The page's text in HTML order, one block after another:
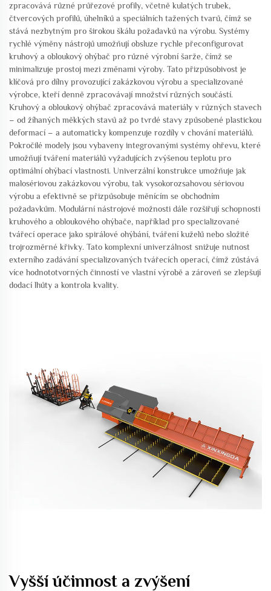
zpracovává různé průřezové profily, včetně kulatých trubek,
čtvercových profilů, úhelníků a speciálních tažených tvarů, čímž se
stává nezbytným pro širokou škálu požadavků na výrobu. Systémy
rychlé výměny nástrojů umožňují obsluze rychle přeconfigurovat
kruhový a obloukový ohýbač pro různé výrobní šarže, čímž se
minimalizuje prostoj mezi změnami výroby. Tato přizpůsobivost je
klíčová pro dílny provozující zakázkovou výrobu a specializované
výrobce, kteří denně zpracovávají množství různých součástí.
Kruhový a obloukový ohýbač zpracovává materiály v různých stavech
– od žíhaných měkkých stavů až po tvrdé stavy způsobené plastickou
deformací – a automaticky kompenzuje rozdíly v chování materiálů.
Pokročilé modely jsou vybaveny integrovanými systémy ohřevu, které
umožňují tváření materiálů vyžadujících zvýšenou teplotu pro
optimální ohýbací vlastnosti. Univerzální konstrukce umožňuje jak
malosériovou zakázkovou výrobu, tak vysokorozsahovou sériovou
výrobu a efektivně se přizpůsobuje měnícím se obchodním
požadavkům. Modulární nástrojové možnosti dále rozšiřují schopnosti
kruhového a obloukového ohýbače, například pro specializované
tvářecí operace jako spirálové ohýbání, tváření kuželů nebo složité
trojrozměrné křivky. Tato komplexní univerzálnost snižuje nutnost
externího zadávání specializovaných tvářecích operací, čímž zůstává
více hodnototvorných činností ve vlastní výrobě a zároveň se zlepšují
dodací lhůty a kontrola kvality.
Vyšší účinnost a zvýšení